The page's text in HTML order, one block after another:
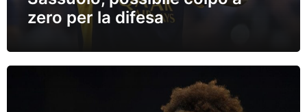
zero per la difesa